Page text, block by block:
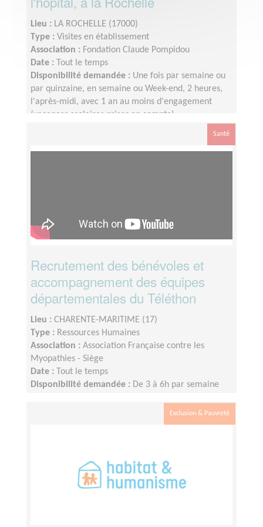
Lieu : LA ROCHELLE (17000)
Type : Visites en établissement
Association : Fondation Claude Pompidou
Date :
Tout le temps
Disponibilité demandée : Une fois par semaine ou
par quinzaine, en semaine ou Week-end, 2 heures,
l'après-midi, avec 1 an au moins d'engagement
(vacances scolaires prises en compte).
Santé
Recrutement des bénévoles et
accompagnement des équipes
départementales du Téléthon
Lieu : CHARENTE-MARITIME (17)
Type : Ressources Humaines
Association : Association Française contre les
Myopathies - Siège
Date :
Tout le temps
Disponibilité demandée : De 3 à 6h par semaine
Exclusion & Pauvreté